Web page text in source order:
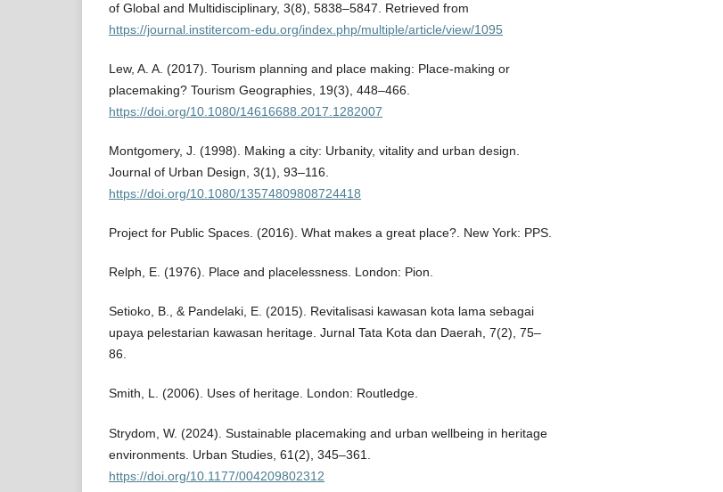
of Global and Multidisciplinary, 3(8), 5838–5847. Retrieved from
https://journal.institercom-edu.org/index.php/multiple/article/view/1095
Lew, A. A. (2017). Tourism planning and place making: Place-making or
placemaking? Tourism Geographies, 19(3), 448–466.
https://doi.org/10.1080/14616688.2017.1282007
Montgomery, J. (1998). Making a city: Urbanity, vitality and urban design.
Journal of Urban Design, 3(1), 93–116.
https://doi.org/10.1080/13574809808724418
Project for Public Spaces. (2016). What makes a great place?. New York: PPS.
Relph, E. (1976). Place and placelessness. London: Pion.
Setioko, B., & Pandelaki, E. (2015). Revitalisasi kawasan kota lama sebagai
upaya pelestarian kawasan heritage. Jurnal Tata Kota dan Daerah, 7(2), 75–
86.
Smith, L. (2006). Uses of heritage. London: Routledge.
Strydom, W. (2024). Sustainable placemaking and urban wellbeing in heritage
environments. Urban Studies, 61(2), 345–361.
https://doi.org/10.1177/004209802312